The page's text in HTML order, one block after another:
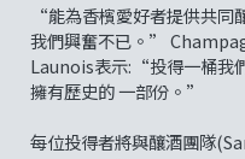
“能為香檳愛好者提供共同
我們興奮不已。”
Launois表示:“投得一桶我
擁有歷史的 一部份。”
每位投得者將與釀酒團隊